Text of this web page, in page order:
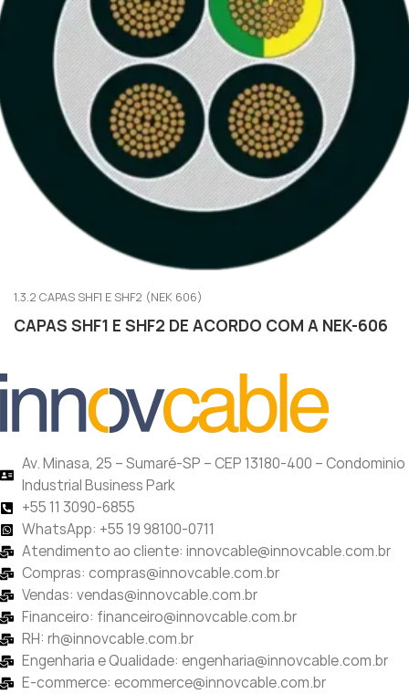
1.3.2 CAPAS SHF1 E SHF2 (NEK 606)
CAPAS SHF1 E SHF2 DE ACORDO COM A NEK-606
Av. Minasa, 25 – Sumaré-SP – CEP 13180-400 – Condominio
Industrial Business Park
+55 11 3090-6855
WhatsApp: +55 19 98100-0711
Atendimento ao cliente: innovcable@innovcable.com.br
Compras: compras@innovcable.com.br
Vendas: vendas@innovcable.com.br
Financeiro: financeiro@innovcable.com.br
RH: rh@innovcable.com.br
Engenharia e Qualidade: engenharia@innovcable.com.br
E-commerce: ecommerce@innovcable.com.br